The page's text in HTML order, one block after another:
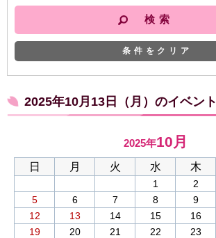
条件をクリア
2025年10月13日（月）のイベント
2025年10月
日 月 火 水 木
1 2
5
6 7 8 9
12
13 14 15 16
19
20 21 22 23